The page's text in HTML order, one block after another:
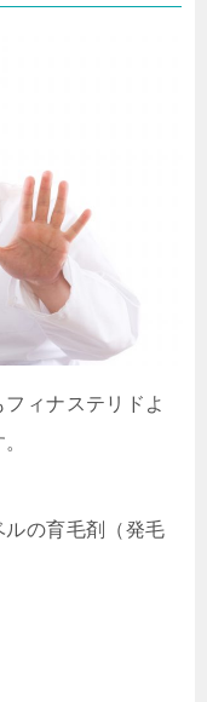
ィナステリドよ
の育毛剤（発毛